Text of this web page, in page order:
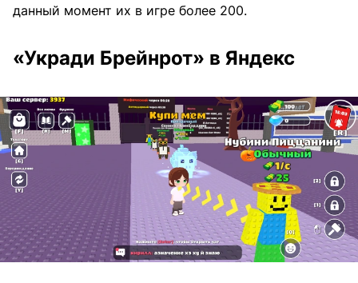
данный момент их в игре более 200.
«Укради Брейнрот» в Яндекс